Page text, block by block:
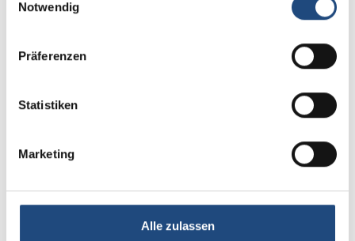
Notwendig
Präferenzen
Statistiken
Marketing
Alle zulassen
kostenloses PDF-Exemplar?
Sie einfach nur das PDF in den Warenkorb legen,
abschließen. Sie erhalten dann eine